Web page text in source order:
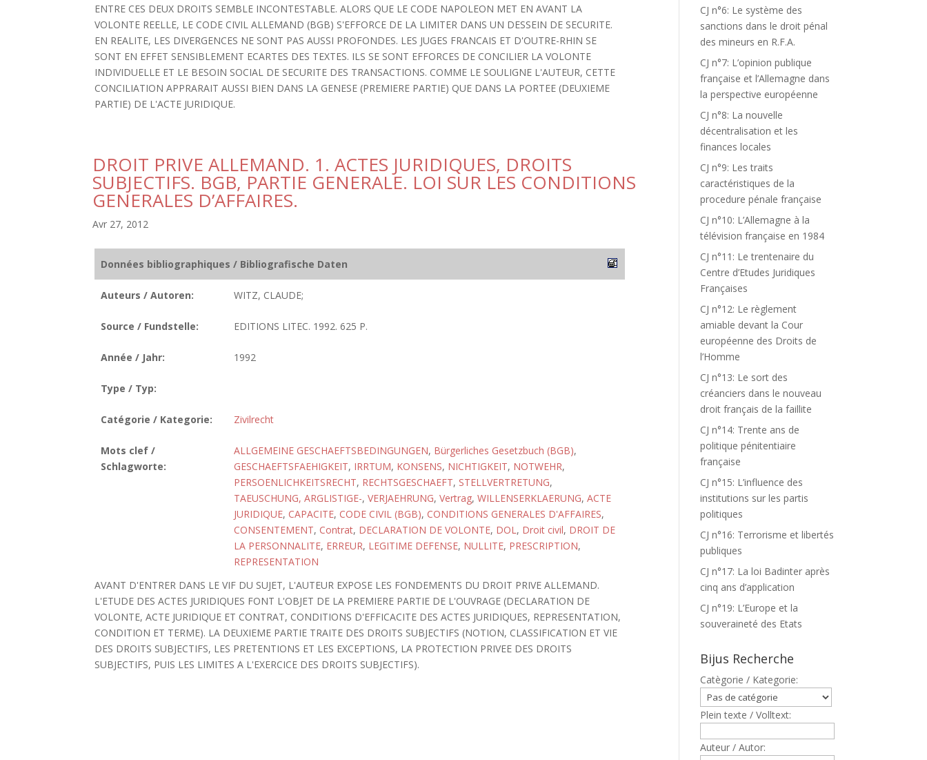
ENTRE CES DEUX DROITS SEMBLE INCONTESTABLE. ALORS QUE LE CODE NAPOLEON MET EN AVANT LA
VOLONTE REELLE, LE CODE CIVIL ALLEMAND (BGB) S'EFFORCE DE LA LIMITER DANS UN DESSEIN DE SECURITE.
EN REALITE, LES DIVERGENCES NE SONT PAS AUSSI PROFONDES. LES JUGES FRANCAIS ET D'OUTRE-RHIN SE
SONT EN EFFET SENSIBLEMENT ECARTES DES TEXTES. ILS SE SONT EFFORCES DE CONCILIER LA VOLONTE
INDIVIDUELLE ET LE BESOIN SOCIAL DE SECURITE DES TRANSACTIONS. COMME LE SOULIGNE L'AUTEUR, CETTE
CONCILIATION APPRARAIT AUSSI BIEN DANS LA GENESE (PREMIERE PARTIE) QUE DANS LA PORTEE (DEUXIEME
PARTIE) DE L'ACTE JURIDIQUE.
DROIT PRIVE ALLEMAND. 1. ACTES JURIDIQUES, DROITS
SUBJECTIFS. BGB, PARTIE GENERALE. LOI SUR LES CONDITIONS
GENERALES D’AFFAIRES.
Avr 27, 2012
Données bibliographiques / Bibliografische Daten
Auteurs / Autoren: WITZ, CLAUDE;
Source / Fundstelle: EDITIONS LITEC. 1992. 625 P.
Année / Jahr: 1992
Type / Typ:
Catégorie / Kategorie: Zivilrecht
Mots clef /
Schlagworte:
ALLGEMEINE GESCHAEFTSBEDINGUNGEN, Bürgerliches Gesetzbuch (BGB),
GESCHAEFTSFAEHIGKEIT, IRRTUM, KONSENS, NICHTIGKEIT, NOTWEHR,
PERSOENLICHKEITSRECHT, RECHTSGESCHAEFT, STELLVERTRETUNG,
TAEUSCHUNG, ARGLISTIGE-, VERJAEHRUNG, Vertrag, WILLENSERKLAERUNG, ACTE
JURIDIQUE, CAPACITE, CODE CIVIL (BGB), CONDITIONS GENERALES D'AFFAIRES,
CONSENTEMENT, Contrat, DECLARATION DE VOLONTE, DOL, Droit civil, DROIT DE
LA PERSONNALITE, ERREUR, LEGITIME DEFENSE, NULLITE, PRESCRIPTION,
REPRESENTATION
AVANT D'ENTRER DANS LE VIF DU SUJET, L'AUTEUR EXPOSE LES FONDEMENTS DU DROIT PRIVE ALLEMAND.
L'ETUDE DES ACTES JURIDIQUES FONT L'OBJET DE LA PREMIERE PARTIE DE L'OUVRAGE (DECLARATION DE
VOLONTE, ACTE JURIDIQUE ET CONTRAT, CONDITIONS D'EFFICACITE DES ACTES JURIDIQUES, REPRESENTATION,
CONDITION ET TERME). LA DEUXIEME PARTIE TRAITE DES DROITS SUBJECTIFS (NOTION, CLASSIFICATION ET VIE
DES DROITS SUBJECTIFS, LES PRETENTIONS ET LES EXCEPTIONS, LA PROTECTION PRIVEE DES DROITS
SUBJECTIFS, PUIS LES LIMITES A L'EXERCICE DES DROITS SUBJECTIFS).
CJ n°6: Le système des
sanctions dans le droit pénal
des mineurs en R.F.A.
CJ n°7: L’opinion publique
française et l’Allemagne dans
la perspective européenne
CJ n°8: La nouvelle
décentralisation et les
finances locales
CJ n°9: Les traits
caractéristiques de la
procedure pénale française
CJ n°10: L’Allemagne à la
télévision française en 1984
CJ n°11: Le trentenaire du
Centre d’Etudes Juridiques
Françaises
CJ n°12: Le règlement
amiable devant la Cour
européenne des Droits de
l’Homme
CJ n°13: Le sort des
créanciers dans le nouveau
droit français de la faillite
CJ n°14: Trente ans de
politique pénitentiaire
française
CJ n°15: L’influence des
institutions sur les partis
politiques
CJ n°16: Terrorisme et libertés
publiques
CJ n°17: La loi Badinter après
cinq ans d’application
CJ n°19: L’Europe et la
souveraineté des Etats
Bijus Recherche
Catègorie / Kategorie:
Plein texte / Volltext:
Auteur / Autor: